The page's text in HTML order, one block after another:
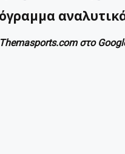
Themasports.com στο